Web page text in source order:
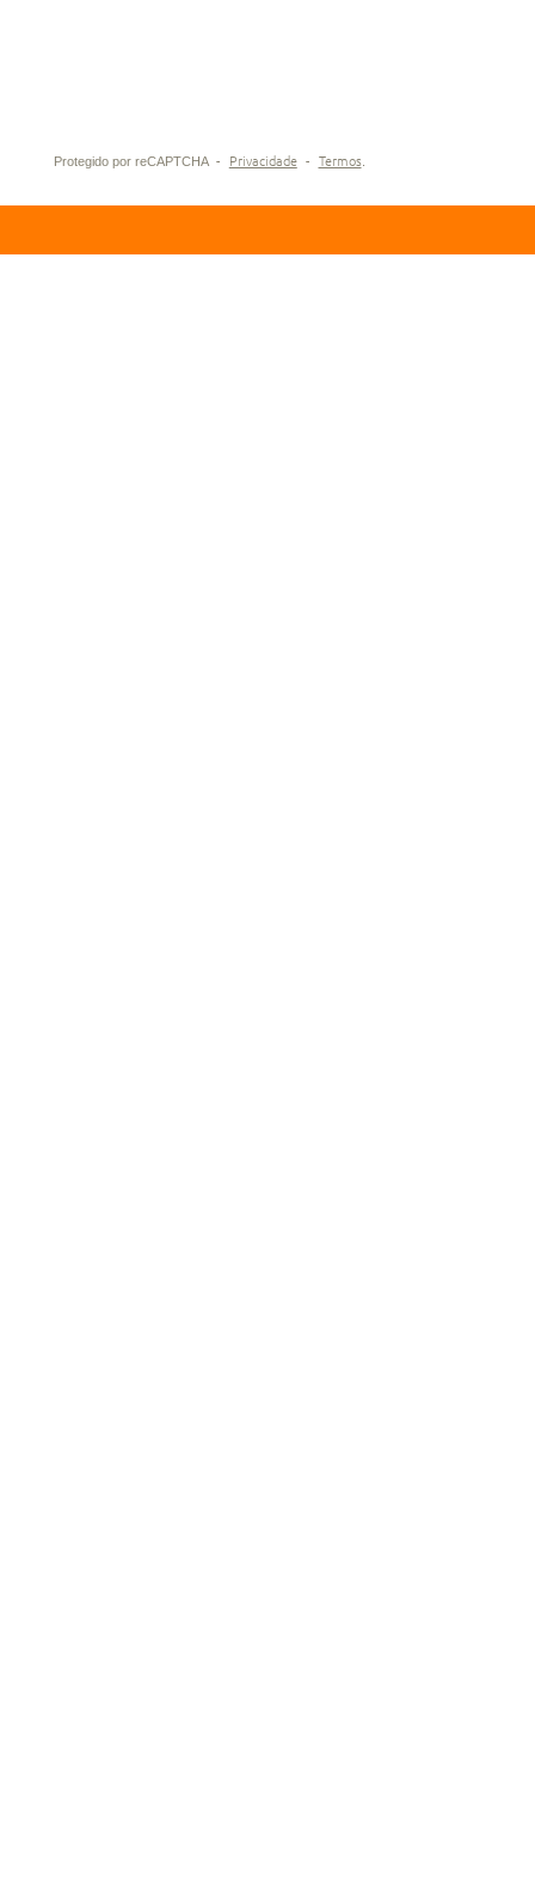
Graiche por e-mail, Whatsapp, SMS e/ou telefone.
Protegido por reCAPTCHA - Privacidade - Termos.